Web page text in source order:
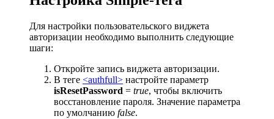
Для настройки пользовательского виджета
авторизации необходимо выполнить следующие
шаги:
Откройте запись виджета авторизации.
В теге <authfull> настройте параметр
isResetPassword = true, чтобы включить
восстановление пароля. Значение параметра
по умолчанию false.